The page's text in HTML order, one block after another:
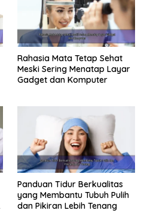
Rahasia Mata Tetap Sehat
Meski Sering Menatap Layar
Gadget dan Komputer
Panduan Tidur Berkualitas
yang Membantu Tubuh Pulih
dan Pikiran Lebih Tenang